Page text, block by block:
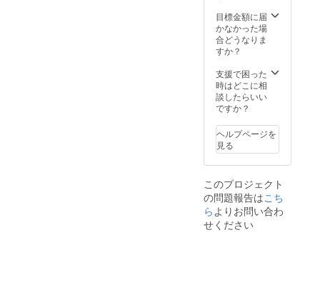
す。ご
了承く
ださ
い。 ※
状況、
使用部
材の供
給状
造工程
上の都
合等に
より出
が遅れ
る場合
があり
ます。
※金額は
目標金額に届
かなかった場
合どうなりま
すか？
支援で困った
時はどこに相
談したらいい
ですか？
ヘルプページを
見る
このプロジェクト
の問題報告はこち
ら よりお問い合わ
せください